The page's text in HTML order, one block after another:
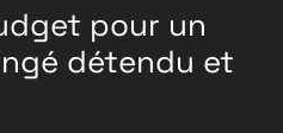
pour un
détendu et